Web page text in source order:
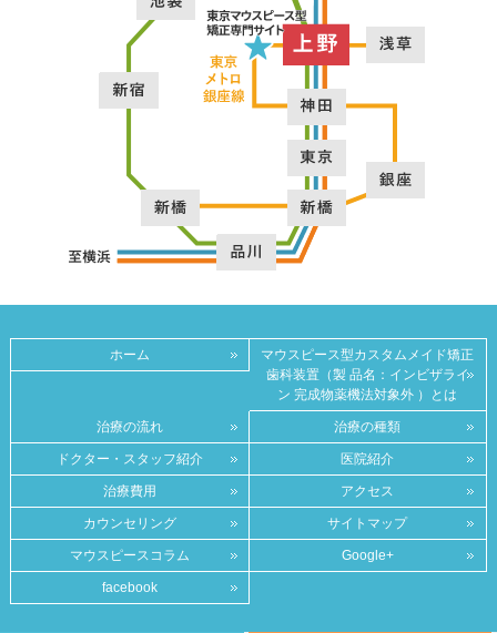
ホーム
マウスピース型カスタムメイド矯正
歯科装置（製 品名：インビザライ
ン 完成物薬機法対象外 ）とは
治療の流れ 治療の種類
ドクター・スタッフ紹介 医院紹介
治療費用 アクセス
カウンセリング サイトマップ
マウスピースコラム Google+
facebook